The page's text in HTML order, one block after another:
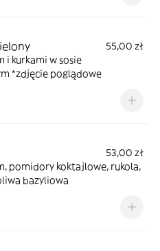
55,00 zł
i kurkami w sosie
śmietanowym *zdjęcie poglądowe
53,00 zł
pomidory koktajlowe, rukola,
bazyliowa